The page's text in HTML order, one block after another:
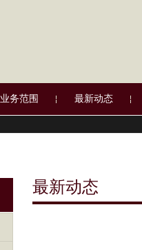
业务范围 最新动态
最新动态